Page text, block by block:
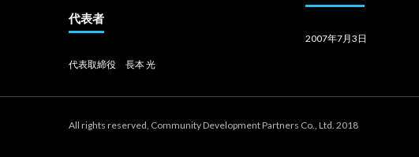
代表者
代表取締役 長本 光
2007年7月3日
All rights reserved, Community Development Partners Co., Ltd. 2018